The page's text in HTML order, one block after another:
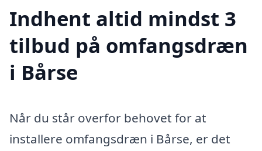
Indhent altid mindst 3
tilbud på omfangsdræn
i Bårse
Når du står overfor behovet for at
installere omfangsdræn i Bårse, er det